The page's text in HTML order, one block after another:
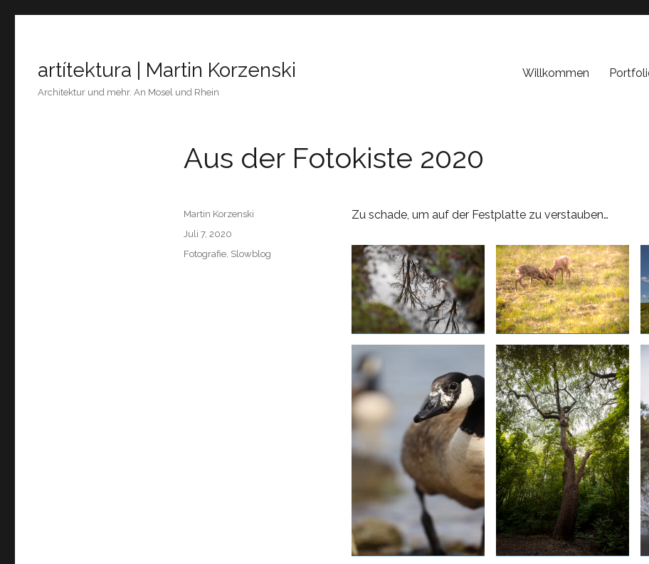
artítektura | Martin Korzenski
Architektur und mehr. An Mosel und Rhein
Willkommen
Aus der Fotokiste 2020
Zu schade, um auf der Festplatte zu verstauben…
Author
Martin Korzenski
Posted
on
Juli 7, 2020
Categories
Fotografie, Slowblog